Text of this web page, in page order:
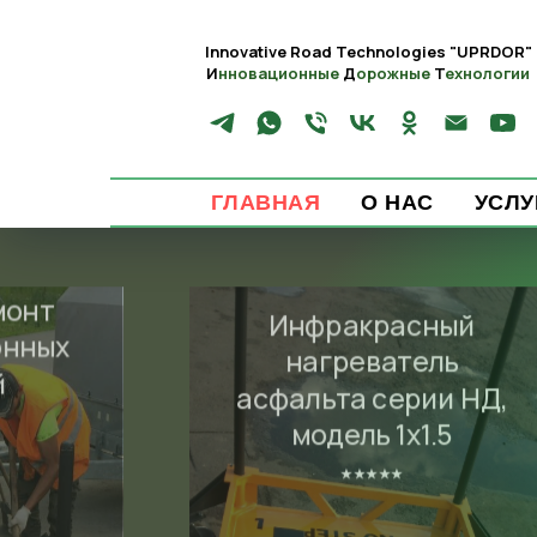
Innovative Road Technologies "UPRDOR"
Инновационные Дорожные Технологии
ГЛАВНАЯ О НАС
Инфракрасный
нагреватель
асфальта серии НД,
модель 1х1.5
⭑⭑⭑⭑⭑